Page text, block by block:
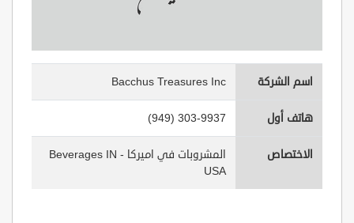
اسم الشركة Bacchus Treasures Inc
هاتف أول (949) 303-9937
الاختصاص
المشروبات في اميركا - Beverages IN
USA